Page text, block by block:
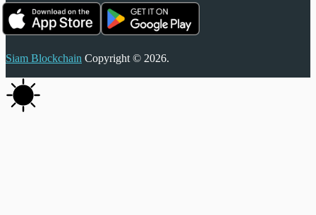
Siam Blockchain Copyright © 2026.